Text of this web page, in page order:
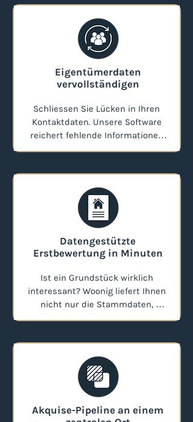
reichert auch fehlende
Informationen zu Eigentümern
gezielt an. So schliessen Sie
Lücken in Ihren Kontaktdaten und
erreichen die richtigen
Ansprechpartner auf direktem Weg
Eigentümerdaten
vervollständigen
Schliessen Sie Lücken in Ihren
Kontaktdaten. Unsere Software
reichert fehlende Informationen
gezielt an, damit Sie die richtigen
Datengestützte
Erstbewertung in Minuten
Ist ein Grundstück wirklich
interessant? Woonig liefert Ihnen
nicht nur die Stammdaten,
sondern bündelt auch
Umgebungsfaktoren und
Marktwerten. So können Sie eine
schnelle, fundierte Erstbewertung
vornehmen und Ihre Ressourcen
nur auf die vielversprechendsten
Projekte konzentrieren.
Akquise-Pipeline an einem